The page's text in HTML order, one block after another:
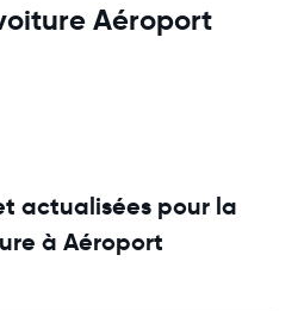
Aéroport
actualisées pour la
à Aéroport